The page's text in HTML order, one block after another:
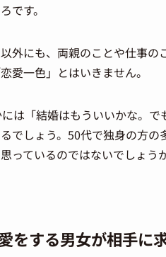
です。
外にも、両親のことや仕事の
愛一色」とはいきません。
は「結婚はもういいかな。
でしょう。50代で独身の方
っているのではないでしょうか
をする男女が相手に